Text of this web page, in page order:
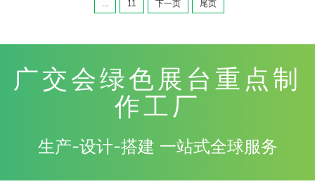
... 11 下一页 尾页
广交会绿色展台重点制
作工厂
生产-设计-搭建 一站式全球服务